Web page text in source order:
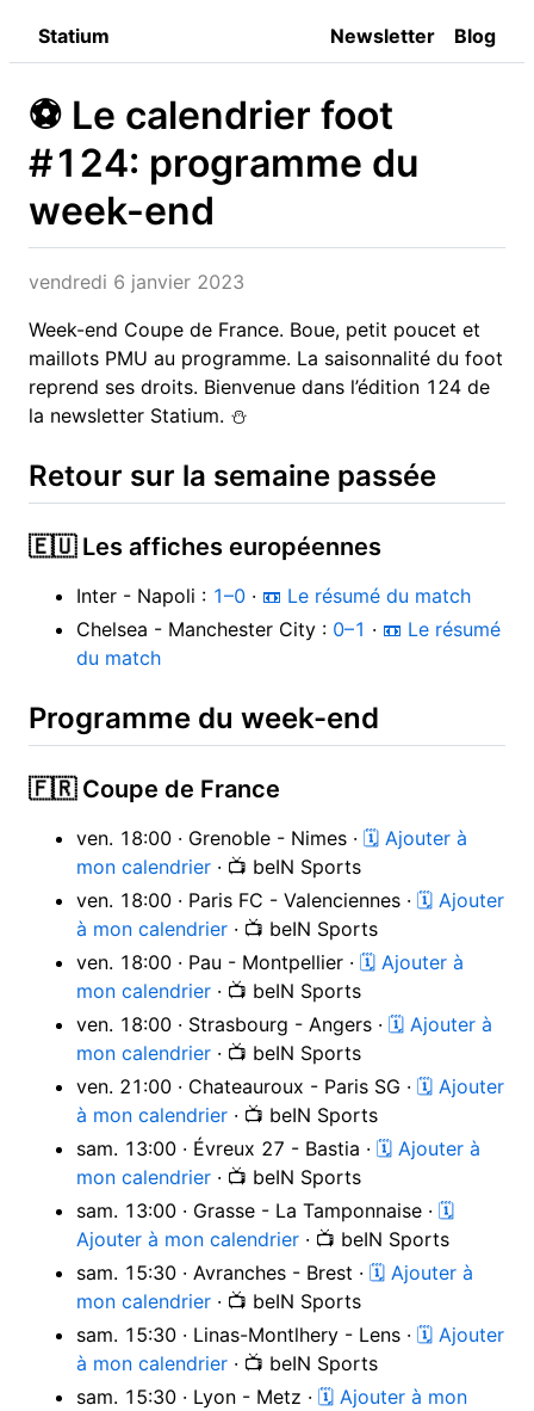
Statium Newsletter Blog
⚽️ Le calendrier foot
#124: programme du
week-end
vendredi 6 janvier 2023
Week-end Coupe de France. Boue, petit poucet et
maillots PMU au programme. La saisonnalité du foot
reprend ses droits. Bienvenue dans l’édition 124 de
la newsletter Statium. ⛄️
Retour sur la semaine passée
🇪🇺 Les affiches européennes
Inter - Napoli : 1–0 · 📼 Le résumé du match
Chelsea - Manchester City : 0–1 · 📼 Le résumé
du match
Programme du week-end
🇫🇷 Coupe de France
ven. 18:00 · Grenoble - Nimes · 🗓 Ajouter à
mon calendrier · 📺 beIN Sports
ven. 18:00 · Paris FC - Valenciennes · 🗓 Ajouter
à mon calendrier · 📺 beIN Sports
ven. 18:00 · Pau - Montpellier · 🗓 Ajouter à
mon calendrier · 📺 beIN Sports
ven. 18:00 · Strasbourg - Angers · 🗓 Ajouter à
mon calendrier · 📺 beIN Sports
ven. 21:00 · Chateauroux - Paris SG · 🗓 Ajouter
à mon calendrier · 📺 beIN Sports
sam. 13:00 · Évreux 27 - Bastia · 🗓 Ajouter à
mon calendrier · 📺 beIN Sports
sam. 13:00 · Grasse - La Tamponnaise · 🗓
Ajouter à mon calendrier · 📺 beIN Sports
sam. 15:30 · Avranches - Brest · 🗓 Ajouter à
mon calendrier · 📺 beIN Sports
sam. 15:30 · Linas-Montlhery - Lens · 🗓 Ajouter
à mon calendrier · 📺 beIN Sports
sam. 15:30 · Lyon - Metz · 🗓 Ajouter à mon